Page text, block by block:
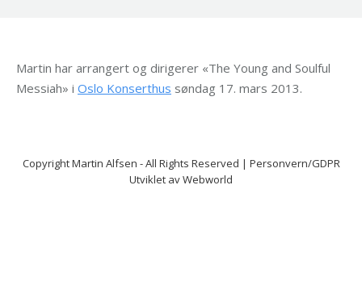
Martin har arrangert og dirigerer «The Young and Soulful
Messiah» i Oslo Konserthus søndag 17. mars 2013.
CopyrightMartin Alfsen - All Rights Reserved | Personvern/GDPR
Utviklet avWebworld